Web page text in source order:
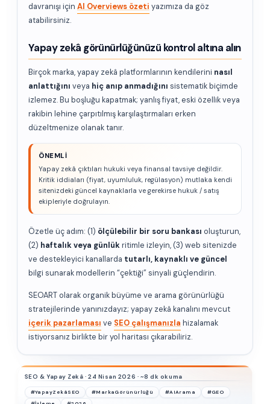
davranışı için AI Overviews özeti yazımıza da göz
atabilirsiniz.
Yapay zekâ görünürlüğünüzü kontrol altına alın
Birçok marka, yapay zekâ platformlarının kendilerini nasıl
anlattığını veya hiç anıp anmadığını sistematik biçimde
izlemez. Bu boşluğu kapatmak; yanlış fiyat, eski özellik veya
rakibin lehine çarpıtılmış karşılaştırmaları erken
düzeltmenize olanak tanır.
ÖNEMLI
Yapay zekâ çıktıları hukuki veya finansal tavsiye değildir.
Kritik iddiaları (fiyat, uyumluluk, regülasyon) mutlaka kendi
sitenizdeki güncel kaynaklarla ve gerekirse hukuk / satış
ekipleriyle doğrulayın.
Özetle üç adım: (1) ölçülebilir bir soru bankası oluşturun,
(2) haftalık veya günlükritimle izleyin, (3) web sitenizde
ve destekleyici kanallarda tutarlı, kaynaklı ve güncel
bilgi sunarak modellerin “çektiği” sinyali güçlendirin.
SEOART olarak organik büyüme ve arama görünürlüğü
stratejilerinde yanınızdayız; yapay zekâ kanalını mevcut
içerik pazarlaması ve SEO çalışmanızla hizalamak
istiyorsanız birlikte bir yol haritası çıkarabiliriz.
SEO & Yapay Zekâ · 24 Nisan 2026 · ~8 dk okuma
#YapayZekâSEO #MarkaGörünürlüğü #AIArama
#GEO